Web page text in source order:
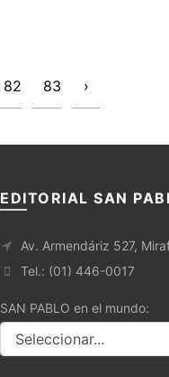
82 83 ›
EDITORIAL SAN
Av. Armendáriz 527,
Tel.: (01) 446-0017
SAN PABLO en el mundo: